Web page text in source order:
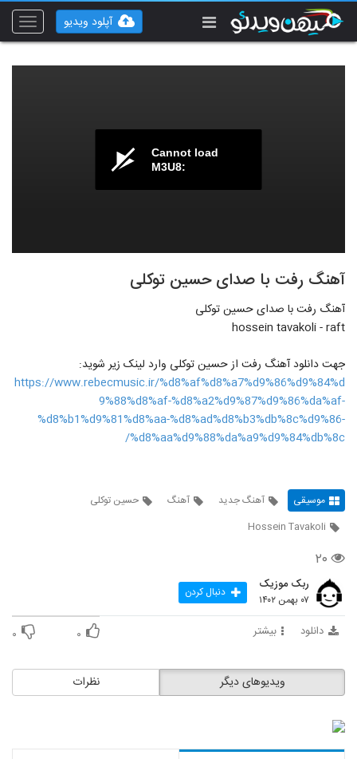
Toggle
آپلود ویدیو
Cannot load
M3U8:
آهنگ رفت با صدای حسین توکلی
آهنگ رفت با صدای حسین توکلی
hossein tavakoli - raft
جهت دانلود آهنگ رفت از حسین توکلی وارد لینک زیر شوید:
https://www.rebecmusic.ir/%d8%af%d8%a7%d9%86%d9%84%d
9%88%d8%af-%d8%a2%d9%87%d9%86%da%af-
%d8%b1%d9%81%d8%aa-%d8%ad%d8%b3%db%8c%d9%86-
%d8%aa%d9%88%da%a9%d9%84%db%8c/
موسیقی آهنگ جدید آهنگ
حسین توکلی
Hossein Tavakoli
۲۰
ربک موزیک
۰۷ بهمن ۱۴۰۲ دنبال کردن
دانلود بیشتر ۰ ۰
نظرات ویدیوهای دیگر